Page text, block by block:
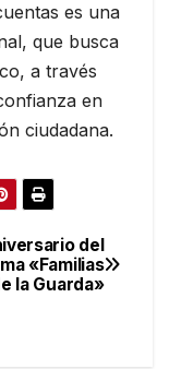
es una
que busca
a través
en
ciudadana.
del
«Familias
la Guarda»